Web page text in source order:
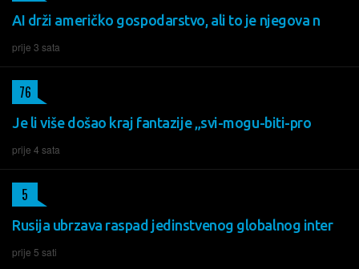
AI drži američko gospodarstvo, ali to je njegova n
prije 3 sata
Je li više došao kraj fantazije „svi-mogu-biti-pro
prije 4 sata
76
Rusija ubrzava raspad jedinstvenog globalnog inter
prije 5 sati
5